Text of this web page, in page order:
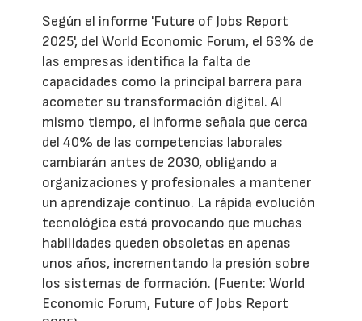
Según el informe 'Future of Jobs Report
2025', del World Economic Forum, el 63% de
las empresas identifica la falta de
capacidades como la principal barrera para
acometer su transformación digital. Al
mismo tiempo, el informe señala que cerca
del 40% de las competencias laborales
cambiarán antes de 2030, obligando a
organizaciones y profesionales a mantener
un aprendizaje continuo. La rápida evolución
tecnológica está provocando que muchas
habilidades queden obsoletas en apenas
unos años, incrementando la presión sobre
los sistemas de formación. (Fuente: World
Economic Forum, Future of Jobs Report